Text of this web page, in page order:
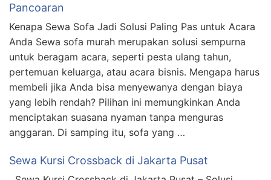
Pancoaran
Kenapa Sewa Sofa Jadi Solusi Paling Pas untuk Acara
Anda Sewa sofa murah merupakan solusi sempurna
untuk beragam acara, seperti pesta ulang tahun,
pertemuan keluarga, atau acara bisnis. Mengapa harus
membeli jika Anda bisa menyewanya dengan biaya
yang lebih rendah? Pilihan ini memungkinkan Anda
menciptakan suasana nyaman tanpa menguras
anggaran. Di samping itu, sofa yang …
Sewa Kursi Crossback di Jakarta Pusat